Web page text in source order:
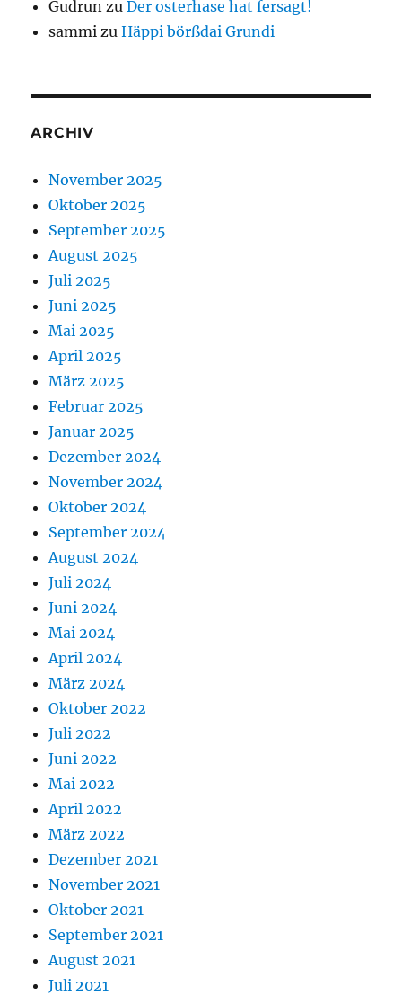
Gudrun zuDer osterhase hat fersagt!
sammi zuHäppi börßdai Grundi
ARCHIV
November 2025
Oktober 2025
September 2025
August 2025
Juli 2025
Juni 2025
Mai 2025
April 2025
März 2025
Februar 2025
Januar 2025
Dezember 2024
November 2024
Oktober 2024
September 2024
August 2024
Juli 2024
Juni 2024
Mai 2024
April 2024
März 2024
Oktober 2022
Juli 2022
Juni 2022
Mai 2022
April 2022
März 2022
Dezember 2021
November 2021
Oktober 2021
September 2021
August 2021
Juli 2021